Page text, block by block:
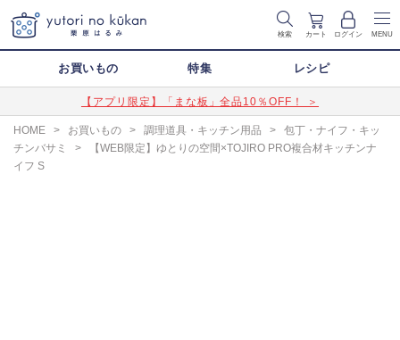
検索 カート ログイン MENU
お買いもの 特集 レシピ
【アプリ限定】「まな板」全品10％OFF！ ＞
HOME > お買いもの > 調理道具・キッチン用品 >
包丁・ナイフ・キッ
チンバサミ
>
【WEB限定】ゆとりの空間×TOJIRO PRO複合材キッチンナ
イフ S